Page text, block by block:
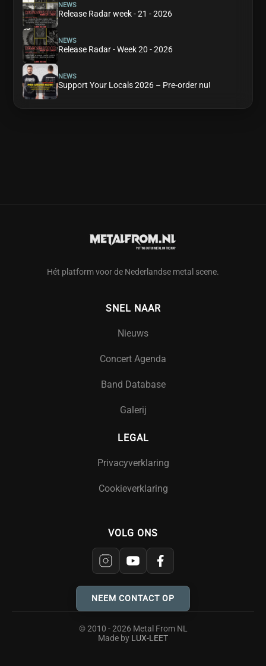
NEWS
Release Radar week - 21 - 2026
NEWS
Release Radar - Week 20 - 2026
NEWS
Support Your Locals 2026 – Pre-order nu!
Hét platform voor de Nederlandse metal scene.
SNEL NAAR
Nieuws
Concert Agenda
Band Database
Galerij
LEGAL
Privacyverklaring
Cookieverklaring
VOLG ONS
NEEM CONTACT OP
© 2010 - 2026 Metal From NL
Made by LUX-LEET